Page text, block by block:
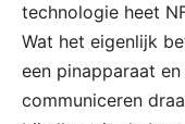
technologie heet
Wat het eigenlijk
een pinapparaat
communiceren